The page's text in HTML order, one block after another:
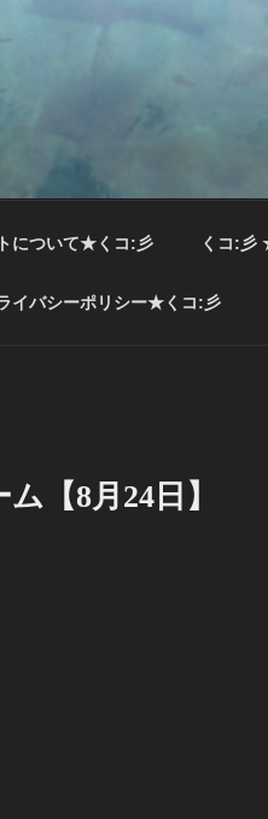
について★くコ:彡 くコ:彡
イバシーポリシー★くコ:彡
【8月24日】